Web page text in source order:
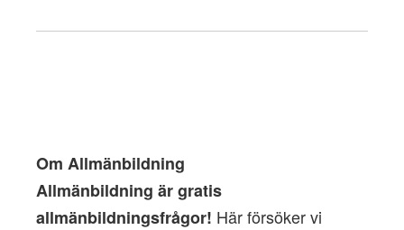
Om Allmänbildning
Allmänbildning är gratis
allmänbildningsfrågor! Här försöker vi